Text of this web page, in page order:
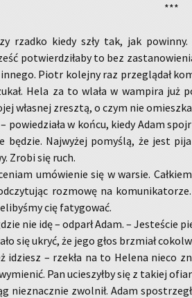
***
rzad­ko kiedy szły tak, jak
po­twier­dzi­ła­by to bez
Piotr ko­lej­ny raz prze­glą­dał
Hela za to wlała w wam­pi­ra już
wła­snej zresz­tą, o czym nie
po­wie­dzia­ła w końcu, kiedy Adam
bę­dzie. Naj­wy­żej po­my­ślą, że jest
Zrobi się ruch.
umó­wie­nie się w war­sie.
roz­mo­wę na
cię fa­ty­go­wać.
nie idę – od­parł Adam. – Je­ste­ście
się ukryć, że jego głos brzmiał
idziesz – rze­kła na to He­le­na nieco
Pan ucie­szył­by się z ta­kiej
nie­znacz­nie zwol­nił. Adam